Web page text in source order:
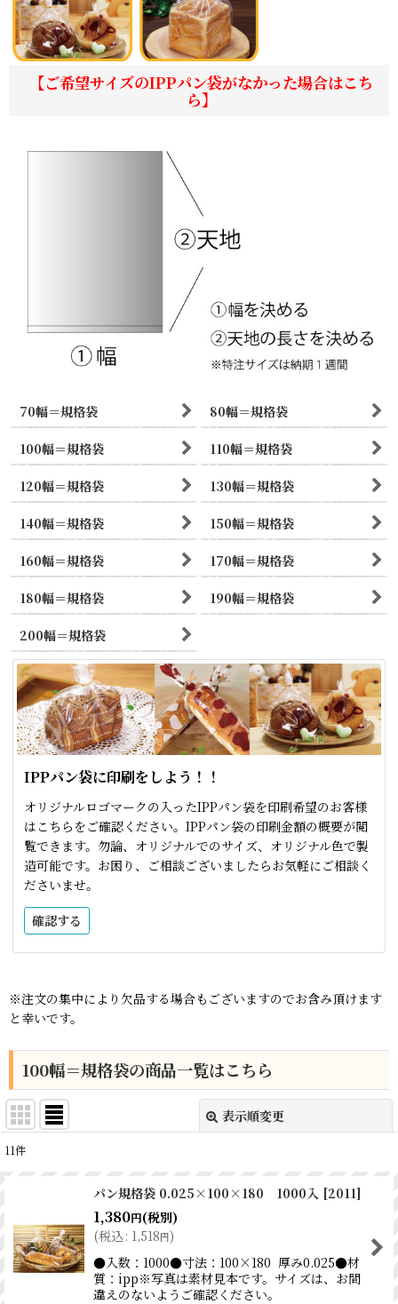
【ご希望サイズのIPPパン袋がなかった場合はこち
ら】
70幅＝規格袋 80幅＝規格袋
100幅＝規格袋 110幅＝規格袋
120幅＝規格袋 130幅＝規格袋
140幅＝規格袋 150幅＝規格袋
160幅＝規格袋 170幅＝規格袋
180幅＝規格袋 190幅＝規格袋
200幅＝規格袋
IPPパン袋に印刷をしよう！！
オリジナルロゴマークの入ったIPPパン袋を印刷希望のお客様
はこちらをご確認ください。IPPパン袋の印刷金額の概要が閲
覧できます。勿論、オリジナルでのサイズ、オリジナル色で製
造可能です。お困り、ご相談ございましたらお気軽にご相談く
ださいませ。
確認する
※注文の集中により欠品する場合もございますのでお含み頂けます
と幸いです。
100幅＝規格袋の商品一覧はこちら
表示順変更
絞り込む
11件
パン規格袋 0.025×100×180 1000入 [2011]
1,380円(税別)
(税込: 1,518円)
●入数：1000●寸法：100×180 厚み0.025●材
質：ipp※写真は素材見本です。サイズは、お間
違えのないようご確認ください。